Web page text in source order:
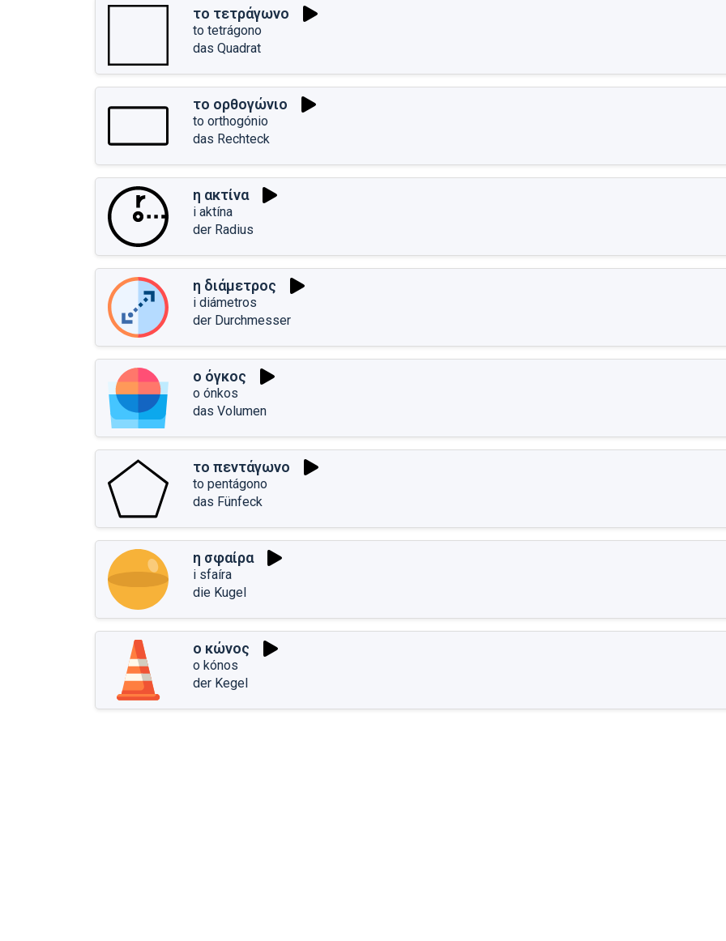
το τετράγωνο
to tetrágono
das Quadrat
το ορθογώνιο
to orthogónio
das Rechteck
η ακτίνα
i aktína
der Radius
η διάμετρος
i diámetros
der Durchmesser
ο όγκος
o ónkos
das Volumen
το πεντάγωνο
to pentágono
das Fünfeck
η σφαίρα
i sfaíra
die Kugel
ο κώνος
o kónos
der Kegel